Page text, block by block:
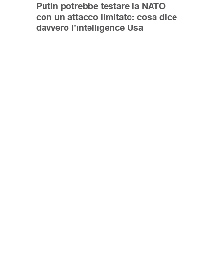
Putin potrebbe testare la NATO
con un attacco limitato: cosa dice
davvero l’intelligence Usa